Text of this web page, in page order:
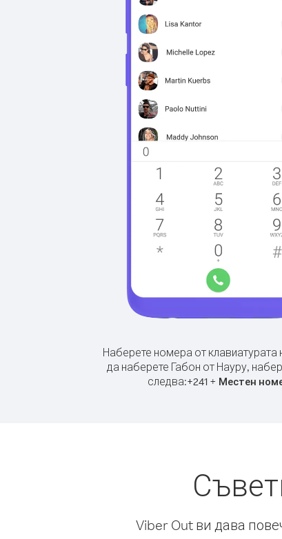
Наберете номера от клавиатурата
да наберете Габон от Науру,
следва:+241+ Местен
Viber Out ви дава